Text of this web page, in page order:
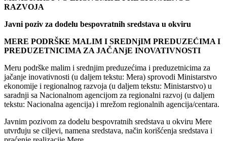
RAZVOJA
Javni poziv za dodelu bespovratnih sredstava u okviru
MERE PODRŠKE MALIM I SREDNjIM PREDUZEĆIMA I
PREDUZETNICIMA ZA JAČANjE INOVATIVNOSTI
Meru podrške malim i srednjim preduzećima i preduzetnicima za
jačanje inovativnosti (u daljem tekstu: Mera) sprovodi Ministarstvo
ekonomije i regionalnog razvoja (u daljem tekstu: Ministarstvo) u
saradnji sa Nacionalnom agencijom za regionalni razvoj (u daljem
tekstu: Nacionalna agencija) i mrežom regionalnih agencija/centara.
Javnim pozivom za dodelu bespovratnih sredstava u okviru Mere
utvrđuju se ciljevi, namena sredstava, način korišćenja sredstava i